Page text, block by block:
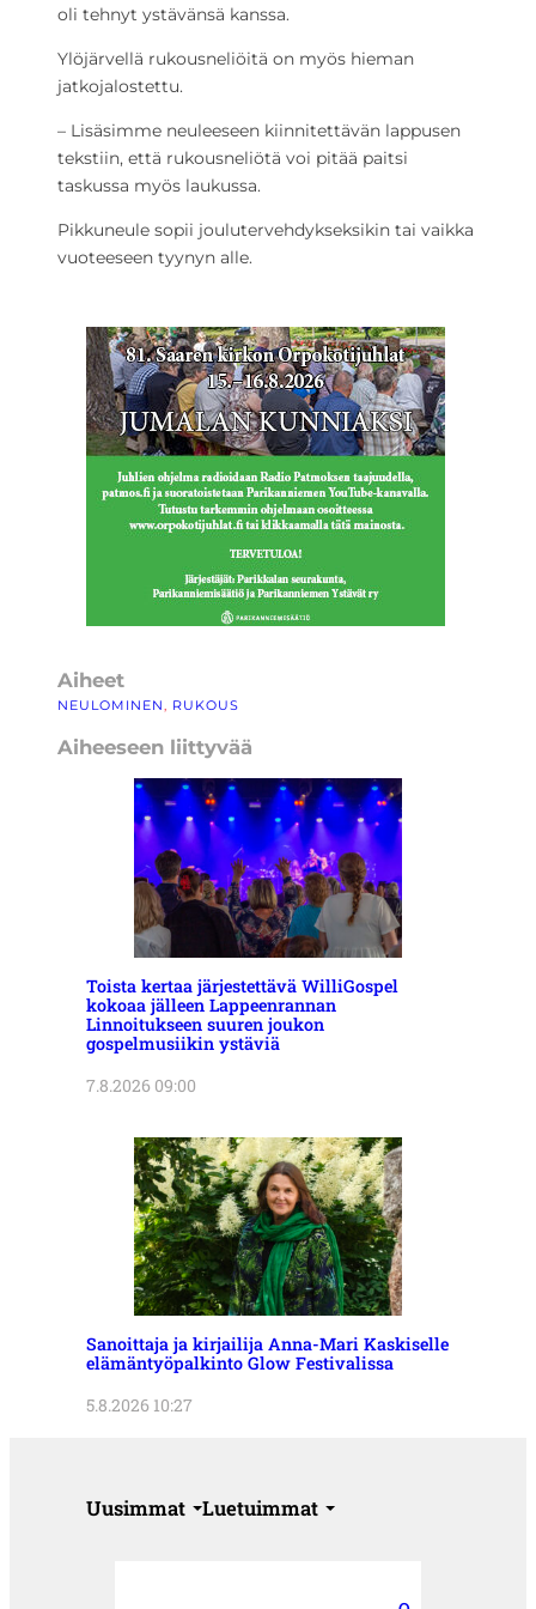
oli tehnyt ystävänsä kanssa.
Ylöjärvellä rukousneliöitä on myös hieman
jatkojalostettu.
– Lisäsimme neuleeseen kiinnitettävän lappusen
tekstiin, että rukousneliötä voi pitää paitsi
taskussa myös laukussa.
Pikkuneule sopii joulutervehdykseksikin tai vaikka
vuoteeseen tyynyn alle.
Aiheet
NEULOMINEN, RUKOUS
Aiheeseen liittyvää
Toista kertaa järjestettävä WilliGospel
kokoaa jälleen Lappeenrannan
Linnoitukseen suuren joukon
gospelmusiikin ystäviä
7.8.2026 09:00
Sanoittaja ja kirjailija Anna-Mari Kaskiselle
elämäntyöpalkinto Glow Festivalissa
5.8.2026 10:27
Uusimmat Luetuimmat